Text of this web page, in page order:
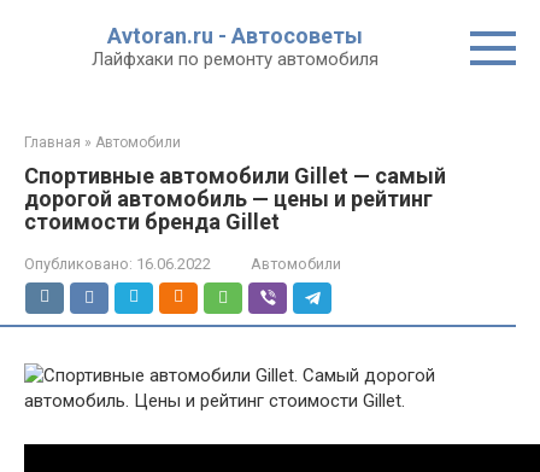
Avtoran.ru - Автосоветы
Лайфхаки по ремонту автомобиля
Главная » Автомобили
Спортивные автомобили Gillet — самый
дорогой автомобиль — цены и рейтинг
стоимости бренда Gillet
Опубликовано: 16.06.2022 Автомобили